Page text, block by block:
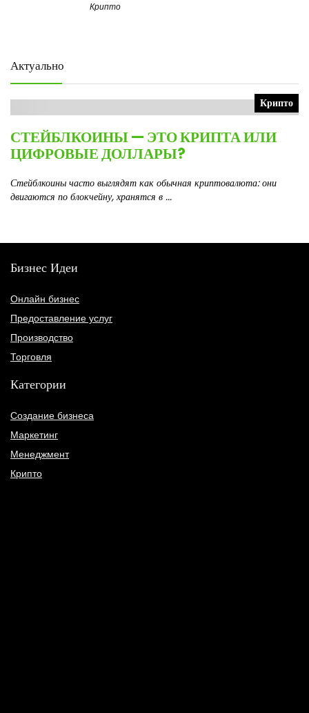
Крипто
Актуально
Крипто
СТЕЙБЛКОИНЫ — ЭТО КРИПТА ИЛИ
ЦИФРОВЫЕ ДОЛЛАРЫ?
Стейблкоины часто выглядят как обычная криптовалюта: они
двигаются по блокчейну, хранятся в ...
Бизнес Идеи
Онлайн бизнес
Предоставление услуг
Производство
Торговля
Категории
Создание бизнеса
Маркетинг
Менеджмент
Крипто